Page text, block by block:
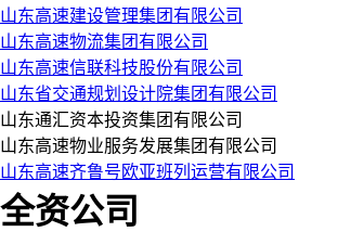
山东高速建设管理集团有限公司
山东高速物流集团有限公司
山东高速信联科技股份有限公司
山东省交通规划设计院集团有限公司
山东通汇资本投资集团有限公司
山东高速物业服务发展集团有限公司
山东高速齐鲁号欧亚班列运营有限公司
全资公司